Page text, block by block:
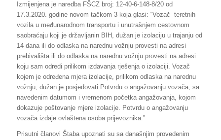
Izmijenjena je naredba FŠCZ broj: 12-40-6-148-8/20 od
17.3.2020. godine novom tačkom 3 koja glasi: “Vozač teretnih
vozila u međunarodnom transportu i unutrašnjem cestovnom
saobraćaju koji je državljanin BIH, dužan je izolaciju u trajanju od
14 dana ili do odlaska na narednu vožnju provesti na adresi
prebivališta ili do odlaska na narednu vožnju provesti na adresi
koju sam odredi prilikom izdavanja rješenja o izolaciji. Vozač
kojem je određena mjera izolacije, prilikom odlaska na narednu
vožnju, dužan je posjedovati Potvrdu o angažovanju vozača, sa
navedenim datumom i vremenom početka angažovanja, kojom
dokazuje poštovanje mjere izolacije. Potvrdu o angažovanju
vozača izdaje ovlaštena osoba prijevoznika.”
Prisutni članovi Štaba upoznati su sa današnjim provedenim